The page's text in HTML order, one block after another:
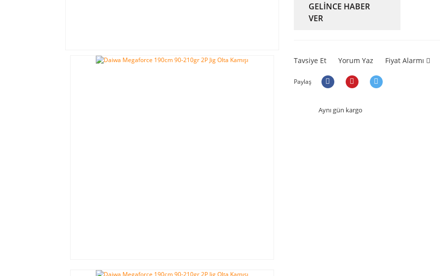
GELİNCE HABER
VER
Tavsiye Et Yorum Yaz Fiyat Alarmı
Paylaş
Aynı gün kargo